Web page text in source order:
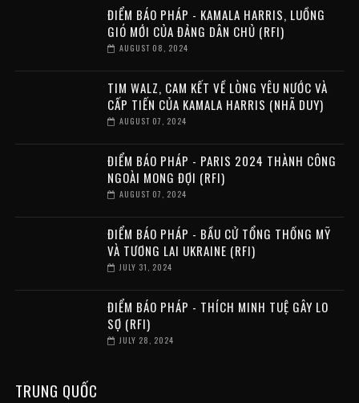
ĐIỂM BÁO PHÁP - KAMALA HARRIS, LUỒNG
GIÓ MỚI CỦA ĐẢNG DÂN CHỦ (RFI)
AUGUST 08, 2024
TIM WALZ, CAM KẾT VỀ LÒNG YÊU NƯỚC VÀ
CẤP TIẾN CỦA KAMALA HARRIS (NHÃ DUY)
AUGUST 07, 2024
ĐIỂM BÁO PHÁP - PARIS 2024 THÀNH CÔNG
NGOÀI MONG ĐỢI (RFI)
AUGUST 07, 2024
ĐIỂM BÁO PHÁP - BẦU CỬ TỔNG THỐNG MỸ
VÀ TƯƠNG LAI UKRAINE (RFI)
JULY 31, 2024
ĐIỂM BÁO PHÁP - THÍCH MINH TUỆ GÂY LO
SỢ (RFI)
JULY 28, 2024
TRUNG QUỐC